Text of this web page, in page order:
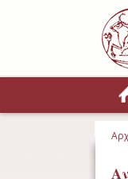
Παράκαμψη προς το κυρίως